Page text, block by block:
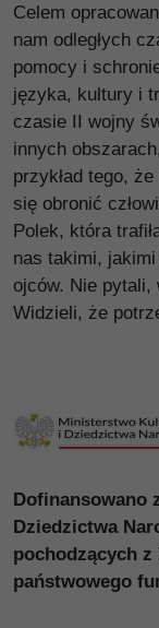
Celem
nam odległych
pomocy i
języka, kultury i
czasie II wojny
innych
przykład tego,
się obronić
Polek, która
nas takimi,
ojców. Nie pytali,
Widzieli, że
Dofinansowano
Dziedzictwa
pochodzących
państwowego